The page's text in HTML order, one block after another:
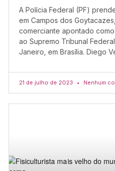
A Polícia Federal (PF)
em Campos dos
comerciante apontado
ao Supremo Tribunal
Janeiro, em Brasília. Diego
21 de julho de 2023 Nenhum